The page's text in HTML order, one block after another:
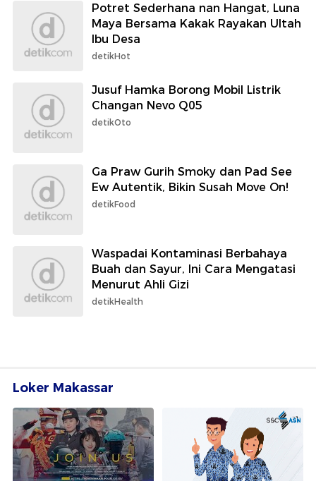
Potret Sederhana nan Hangat, Luna
Maya Bersama Kakak Rayakan Ultah
Ibu Desa
detikHot
Jusuf Hamka Borong Mobil Listrik
Changan Nevo Q05
detikOto
Ga Praw Gurih Smoky dan Pad See
Ew Autentik, Bikin Susah Move On!
detikFood
Waspadai Kontaminasi Berbahaya
Buah dan Sayur, Ini Cara Mengatasi
Menurut Ahli Gizi
detikHealth
Loker Makassar